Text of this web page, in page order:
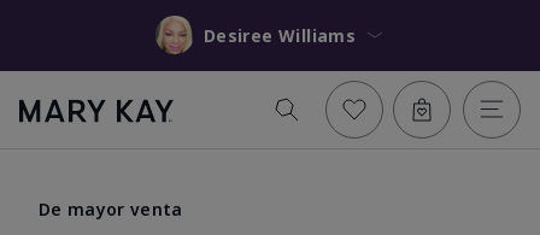
Desiree Williams
De mayor venta